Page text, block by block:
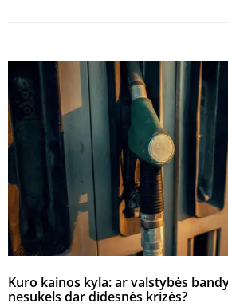
Kuro kainos kyla: ar valstybės
nesukels dar didesnės krizės?